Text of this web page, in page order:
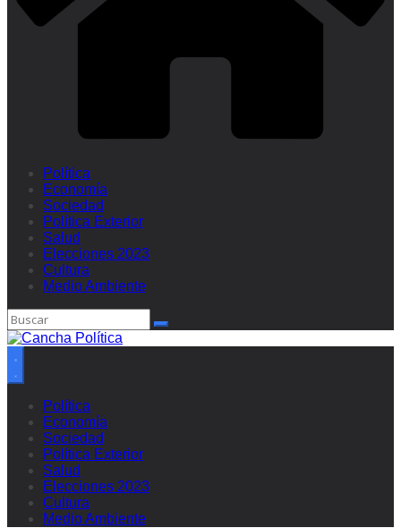
Política
Economía
Sociedad
Política Exterior
Salud
Elecciones 2023
Cultura
Medio Ambiente
Política
Economía
Sociedad
Política Exterior
Salud
Elecciones 2023
Cultura
Medio Ambiente